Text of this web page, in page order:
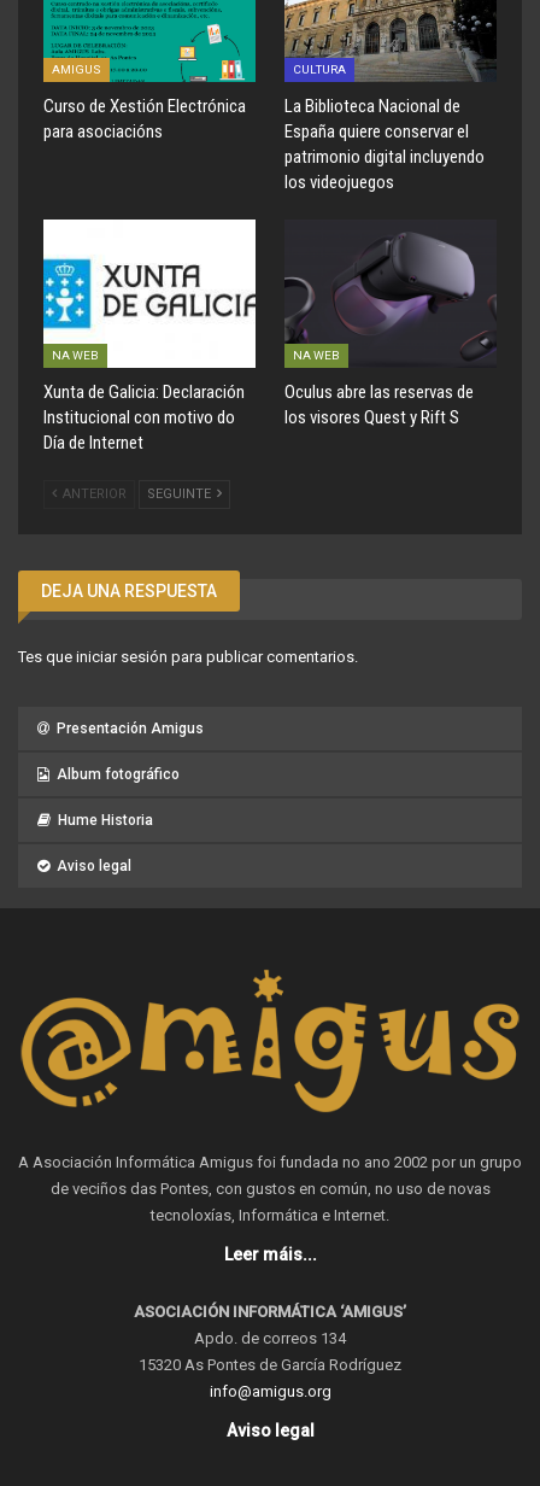
AMIGUS
Curso de Xestión Electrónica
para asociacións
CULTURA
La Biblioteca Nacional de
España quiere conservar el
patrimonio digital incluyendo
los videojuegos
NA WEB
Xunta de Galicia: Declaración
Institucional con motivo do
Día de Internet
NA WEB
Oculus abre las reservas de
los visores Quest y Rift S
ANTERIOR SEGUINTE
DEJA UNA RESPUESTA
Tes que iniciar sesión para publicar comentarios.
Presentación Amigus
Album fotográfico
Hume Historia
Aviso legal
A Asociación Informática Amigus foi fundada no ano 2002 por un grupo
de veciños das Pontes, con gustos en común, no uso de novas
tecnoloxías, Informática e Internet.
Leer máis...
ASOCIACIÓN INFORMÁTICA ‘AMIGUS’
Apdo. de correos 134
15320 As Pontes de García Rodríguez
info@amigus.org
Aviso legal